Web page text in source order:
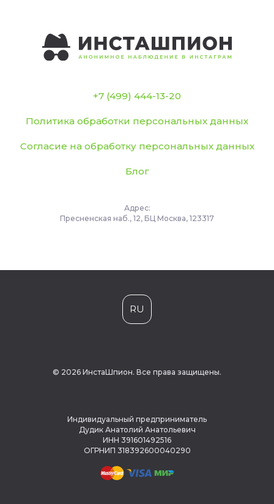
+7 (499) 444-13-20
Политика обработки персональных данных
Согласие на обработку персональных данных
Блог
Адрес:
Пресненская наб., 12, БЦ Москва, 123317
RU
© 2026 ИнстаШпион. Все права защищены.
Индивидуальный предприниматель
Дудик Анатолий Анатольевич
ИНН 391601492516
ОГРНИП 318392600040290